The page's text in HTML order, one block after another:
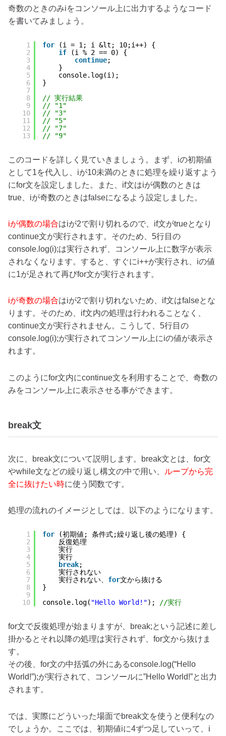
奇数のときのみiをコンソール上に出力するようなコード
を書いてみましょう。
1
2
3
4
5
6
7
8
9
10
11
12
13
for
(i = 1; i &lt; 10;i++) {
if
(i % 2 == 0) {
continue;
}
console.log(i);
}
// 実行結果
// "1"
// "3"
// "5"
// "7"
// "9"
このコードを詳しく見ていきましょう。まず、iの初期値
として1を代入し、iが10未満のときに処理を繰り返すよう
にfor文を設定しました。また、if文はiが偶数のときは
true、iが奇数のときはfalseになるよう設定しました。
iが偶数の場合はiが2で割り切れるので、if文がtrueとなり
continue文が実行されます。そのため、5行目の
console.log(i);は実行されず、コンソール上に数字が表示
されなくなります。すると、すぐにi++が実行され、iの値
に1が足されて再びfor文が実行されます。
iが奇数の場合はiが2で割り切れないため、if文はfalseとな
ります。そのため、if文内の処理は行われることなく、
continue文が実行されません。こうして、5行目の
console.log(i);が実行されてコンソール上にiの値が表示さ
れます。
このようにfor文内にcontinue文を利用することで、奇数の
みをコンソール上に表示させる事ができます。
break文
次に、break文について説明します。break文とは、for文
やwhile文などの繰り返し構文の中で用い、
ループから完
全に抜けたい時に使う関数です。
処理の流れのイメージとしては、以下のようになります。
1
2
3
4
5
6
7
8
9
10
for
(初期値; 条件式;繰り返し後の処理) {
反復処理
実行
実行
break;
実行されない
実行されない、 for文から抜ける
}
console.log( "Hello World!"); //実行
for文で反復処理が始まりますが、break;という記述に差し
掛かるとそれ以降の処理は実行されず、for文から抜けま
す。
その後、for文の中括弧の外にあるconsole.log(“Hello
World!”);が実行されて、コンソールに”Hello World!”と出力
されます。
では、実際にどういった場面でbreak文を使うと便利なの
でしょうか。ここでは、初期値iに4ずつ足していって、i